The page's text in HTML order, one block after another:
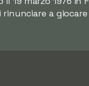
a giocare